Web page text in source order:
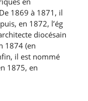
1869 à 1871, il
en 1872, l’ég
diocésain
1874 (en
il est nommé
1875, en